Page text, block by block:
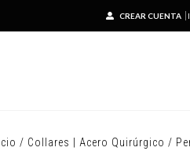
CREAR CUENTA
/ Collares | Acero Quirúrgico /